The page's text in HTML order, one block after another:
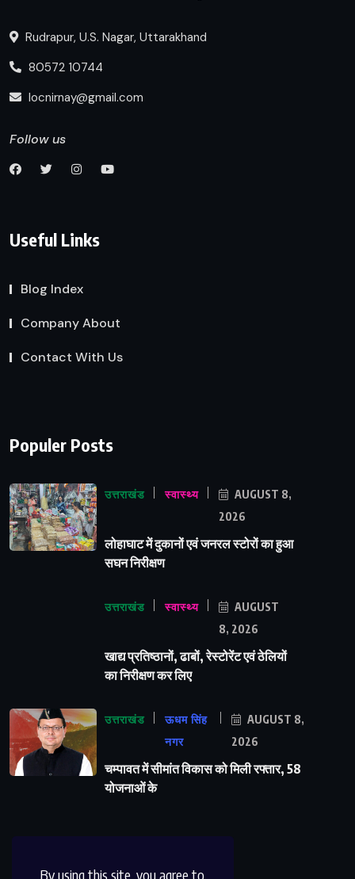
By using this site, you agree to
Rudrapur, U.S. Nagar, Uttarakhand
80572 10744
locnirnay@gmail.com
Follow us
Useful Links
Blog Index
Company About
Contact With Us
Populer Posts
उत्तराखंड स्वास्थ्य
AUGUST 8,
2026
लोहाघाट में दुकानों एवं जनरल स्टोरों का हुआ
सघन निरीक्षण
उत्तराखंड स्वास्थ्य
AUGUST
8, 2026
खाद्य प्रतिष्ठानों, ढाबों, रेस्टोरेंट एवं ठेलियों
का निरीक्षण कर लिए
उत्तराखंड
ऊधम सिंह
नगर
AUGUST 8,
2026
चम्पावत में सीमांत विकास को मिली रफ्तार, 58
योजनाओं के